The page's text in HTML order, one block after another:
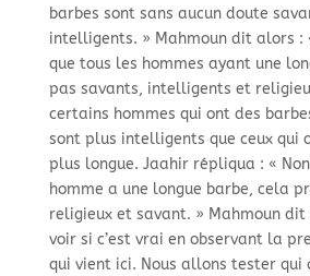
barbes sont sans aucun doute
intelligents. » Mahmoun dit alors :
que tous les hommes ayant une
pas savants, intelligents et
certains hommes qui ont des
sont plus intelligents que ceux qui
plus longue. Jaahir répliqua : «
homme a une longue barbe, cela
religieux et savant. » Mahmoun dit
voir si c’est vrai en observant la
qui vient ici. Nous allons tester qui